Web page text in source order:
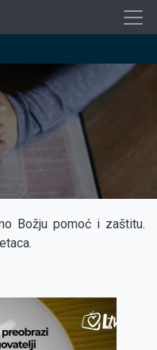
Božju pomoć i zaštitu.